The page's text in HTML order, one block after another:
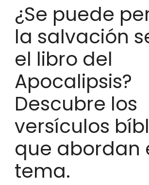
¿Se puede
la salvación
el libro del
Apocalipsis?
Descubre los
versículos
que abordan
tema.